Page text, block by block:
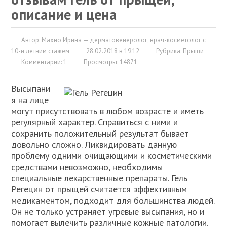
описание и цена
Автор: Махно Ирина — дерматовенеролог, врач-косметолог с
10-и летним стажем
28.02.2018 в 19:12 Рубрика: Прыщи
Комментарии: 1
Просмотры: 14871
Высыпани
я на лице
могут присутствовать в любом возрасте и иметь
регулярный характер. Справиться с ними и
сохранить положительный результат бывает
довольно сложно. Ликвидировать данную
проблему одними очищающими и косметическими
средствами невозможно, необходимы
специальные лекарственные препараты. Гель
Регецин от прыщей считается эффективным
медикаментом, подходит для большинства людей.
Он не только устраняет угревые высыпания, но и
помогает вылечить различные кожные патологии.